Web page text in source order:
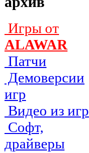
Игры от
ALAWAR
Патчи
Демоверсии
игр
Видео из игр
Софт,
драйверы